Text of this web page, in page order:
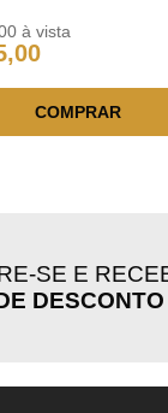
à vista
,00
COMPRAR
SE E
DESCONTO